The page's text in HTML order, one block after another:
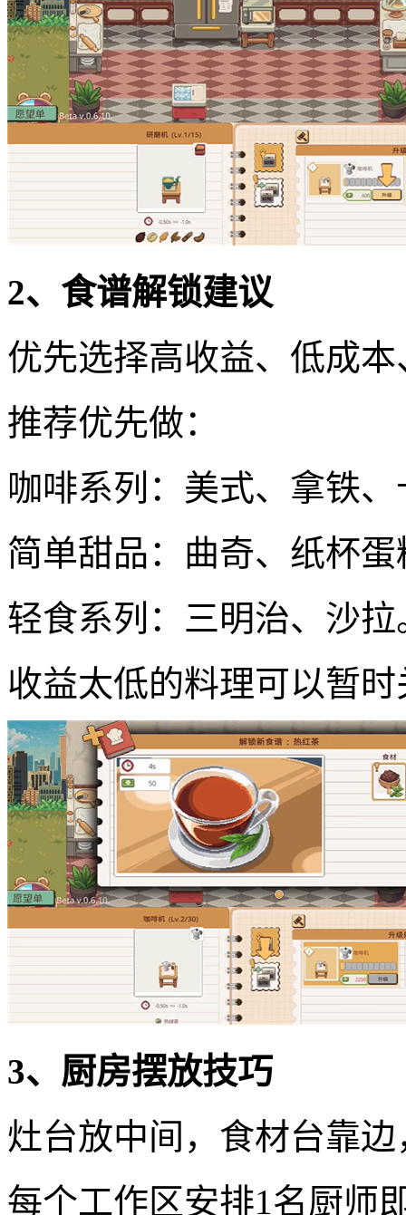
2、食谱解锁建议
优先选择高收益、低成
推荐优先做：
咖啡系列：美式、拿铁
简单甜品：曲奇、纸杯
轻食系列：三明治、沙拉
收益太低的料理可以暂
3、厨房摆放技巧
灶台放中间，食材台靠
每个工作区安排1名厨师